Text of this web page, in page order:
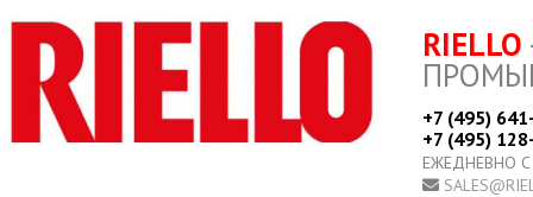
RIELLO
+7 (495)
+7 (495)
ЕЖЕДНЕВНО